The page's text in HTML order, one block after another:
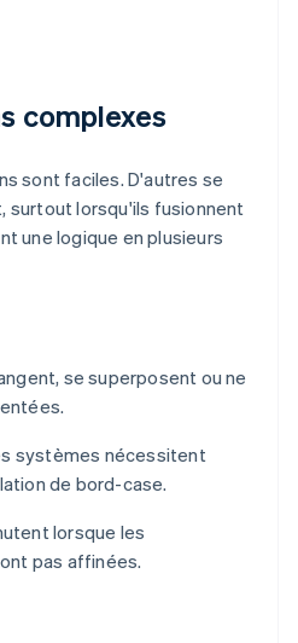
complexes
sont faciles. D'autres se
surtout lorsqu'ils fusionnent
une logique en plusieurs
se superposent ou ne
systèmes nécessitent
de bord-case.
lorsque les
pas affinées.